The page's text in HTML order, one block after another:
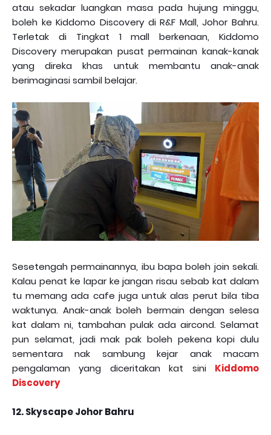
atau sekadar luangkan masa pada hujung minggu,
boleh ke Kiddomo Discovery di R&F Mall, Johor Bahru.
Terletak di Tingkat 1 mall berkenaan, Kiddomo
Discovery merupakan pusat permainan kanak-kanak
yang direka khas untuk membantu anak-anak
berimaginasi sambil belajar.
Sesetengah permainannya, ibu bapa boleh join sekali.
Kalau penat ke lapar ke jangan risau sebab kat dalam
tu memang ada cafe juga untuk alas perut bila tiba
waktunya. Anak-anak boleh bermain dengan selesa
kat dalam ni, tambahan pulak ada aircond. Selamat
pun selamat, jadi mak pak boleh pekena kopi dulu
sementara nak sambung kejar anak macam
pengalaman yang diceritakan kat sini Kiddomo
Discovery
12. Skyscape Johor Bahru